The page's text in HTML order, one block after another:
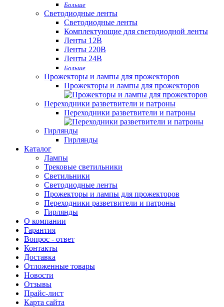
Больше
Светодиодные ленты
Светодиодные ленты
Комплектующие для светодиодной ленты
Ленты 12В
Ленты 220В
Ленты 24В
Больше
Прожекторы и лампы для прожекторов
Прожекторы и лампы для прожекторов
Переходники разветвители и патроны
Переходники разветвители и патроны
Гирлянды
Гирлянды
Каталог
Лампы
Трековые светильники
Светильники
Светодиодные ленты
Прожекторы и лампы для прожекторов
Переходники разветвители и патроны
Гирлянды
О компании
Гарантия
Вопрос - ответ
Контакты
Доставка
Отложенные товары
Новости
Отзывы
Прайс-лист
Карта сайта